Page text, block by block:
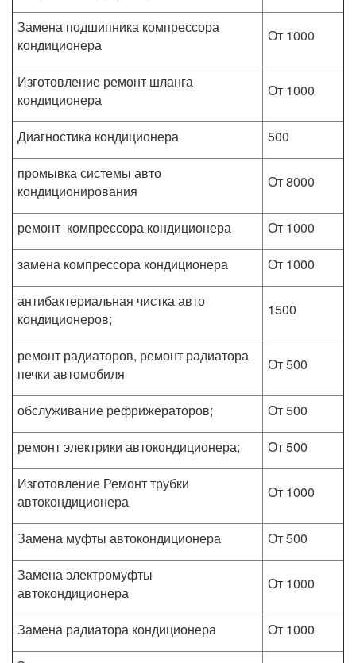
Замена подшипника компрессора
кондиционера
От 1000
Изготовление ремонт шланга
кондиционера
От 1000
Диагностика кондиционера
500
промывка системы авто
кондиционирования
От 8000
ремонт компрессора кондиционера
От 1000
замена компрессора кондиционера
От 1000
антибактериальная чистка авто
кондиционеров;
1500
ремонт радиаторов, ремонт радиатора
печки автомобиля
От 500
обслуживание рефрижераторов;
От 500
ремонт электрики автокондиционера;
От 500
Изготовление Ремонт трубки
автокондиционера
От 1000
Замена муфты автокондиционера
От 500
Замена электромуфты
автокондиционера
От 1000
Замена радиатора кондиционера
От 1000